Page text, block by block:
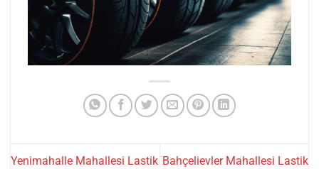
Yenimahalle Mahallesi Lastik Bahçelievler Mahallesi Lastik